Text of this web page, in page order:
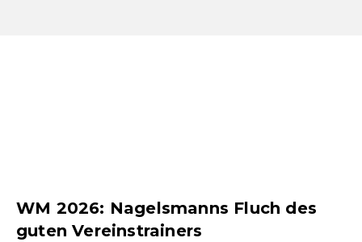
WM 2026: Nagelsmanns Fluch des
guten Vereinstrainers